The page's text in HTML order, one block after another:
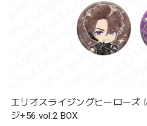
エリオスライジングヒーローズ
ジ+56 vol.2 BOX